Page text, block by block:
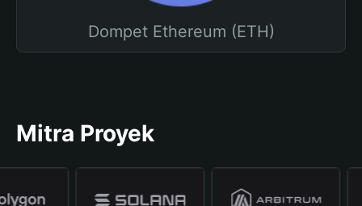
Dompet Ethereum (ETH)
Mitra Proyek